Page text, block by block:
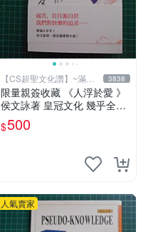
【CS超聖文化讚】~滿千
元送運
3838
限量親簽收藏 《人浮於愛 》
侯文詠著 皇冠文化 幾乎全新
【 CS超聖文化2讚】
$500
人氣賣家